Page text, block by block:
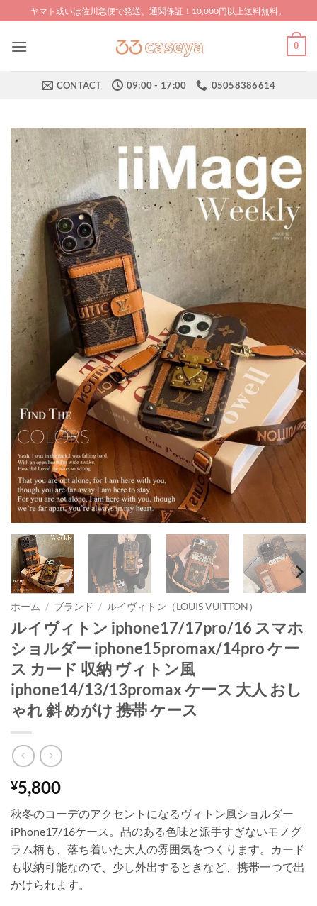
to
content
ヤマト或いは佐川急便で発送、通関保証！10,000円以上送料無料。
0
CONTACT 09:00 - 17:00 05058386614
ホーム / ブランド / ルイヴィトン（LOUIS VUITTON）
ルイヴィトン iphone17/17pro/16 スマホ
ショルダー iphone15promax/14pro ケー
ス カード 収納 ヴィトン風
iphone14/13/13promax ケース 大人 おし
ゃれ 斜 めがけ 携帯 ケース
¥5,800
秋冬のコーデのアクセントになるヴィトン風ショルダー
iPhone17/16ケース。品のある色味と派手すぎないモノグ
ラム柄も、落ち着いた大人の雰囲気をつくります。カード
も収納可能なので、少し外出するときなど、携帯一つで出
かけられます。